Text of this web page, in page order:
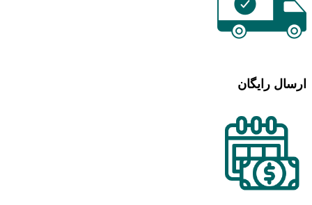
ارسال رایگان